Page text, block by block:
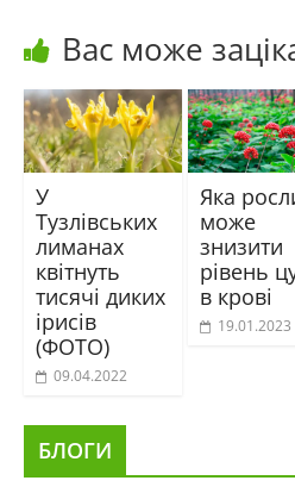
Вас може
У
Тузлівських
лиманах
квітнуть
тисячі диких
ірисів
(ФОТО)
09.04.2022
Яка
може
знизити
рівень
в крові
19.01.2023
БЛОГИ